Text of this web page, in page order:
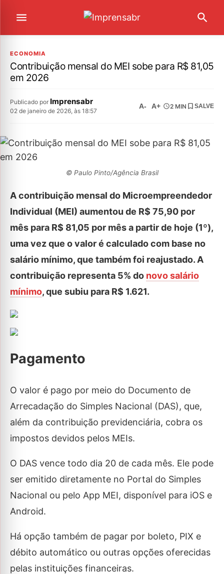
ECONOMIA
Contribuição mensal do MEI sobe para R$ 81,05
em 2026
Publicado por Imprensabr
02 de janeiro de 2026, às 18:57
A- A+ 2 MIN SALVE
© Paulo Pinto/Agência Brasil
A contribuição mensal do Microempreendedor
Individual (MEI) aumentou de R$ 75,90 por
mês para R$ 81,05 por mês a partir de hoje (1º),
uma vez que o valor é calculado com base no
salário mínimo, que também foi reajustado. A
contribuição representa 5% do novo salário
mínimo, que subiu para R$ 1.621.
Pagamento
O valor é pago por meio do Documento de
Arrecadação do Simples Nacional (DAS), que,
além da contribuição previdenciária, cobra os
impostos devidos pelos MEIs.
O DAS vence todo dia 20 de cada mês. Ele pode
ser emitido diretamente no Portal do Simples
Nacional ou pelo App MEI, disponível para iOS e
Android.
Há opção também de pagar por boleto, PIX e
débito automático ou outras opções oferecidas
pelas instituições financeiras.